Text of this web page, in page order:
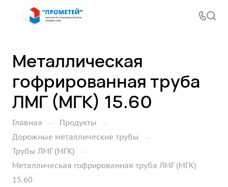
Металлическая
гофрированная труба
ЛМГ (МГК) 15.60
Главная — Продукты —
Дорожные металлические трубы —
Трубы ЛМГ (МГК) —
Металлическая гофрированная труба ЛМГ (МГК)
15.60